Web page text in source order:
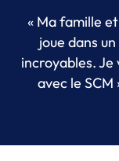
« Ma famille
joue dans
incroyables.
avec le SCM